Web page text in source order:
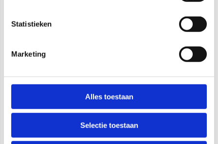
Statistieken
Marketing
Alles toestaan
Selectie toestaan
IP66 50W 4000K
Auva IP66 3-Voudig
Bevestigingsbeugel